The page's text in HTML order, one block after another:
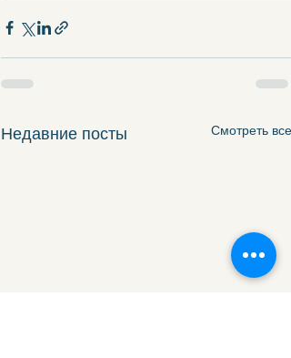
Недавние посты Смотреть все